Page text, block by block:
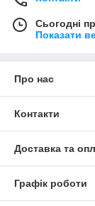
Сьогодні
Показати
Про нас
Контакти
Доставка та
Графік роботи